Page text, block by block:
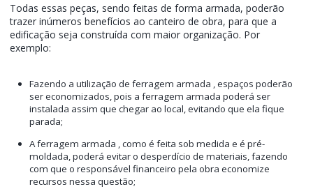
Todas essas peças, sendo feitas de forma armada, poderão
trazer inúmeros benefícios ao canteiro de obra, para que a
edificação seja construída com maior organização. Por
exemplo:
Fazendo a utilização de ferragem armada , espaços poderão
ser economizados, pois a ferragem armada poderá ser
instalada assim que chegar ao local, evitando que ela fique
parada;
A ferragem armada , como é feita sob medida e é pré-
moldada, poderá evitar o desperdício de materiais, fazendo
com que o responsável financeiro pela obra economize
recursos nessa questão;